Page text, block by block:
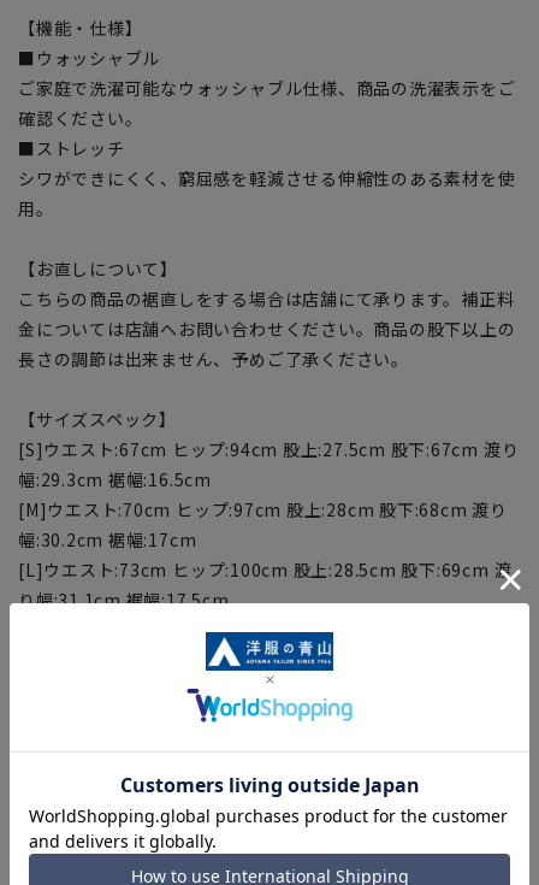
【機能・仕様】
■ウォッシャブル
ご家庭で洗濯可能なウォッシャブル仕様、商品の洗濯表示をご
確認ください。
■ストレッチ
シワができにくく、窮屈感を軽減させる伸縮性のある素材を使
用。
【お直しについて】
こちらの商品の裾直しをする場合は店舗にて承ります。補正料
金については店舗へお問い合わせください。商品の股下以上の
長さの調節は出来ません、予めご了承ください。
【サイズスペック】
[S]ウエスト:67cm ヒップ:94cm 股上:27.5cm 股下:67cm 渡り
幅:29.3cm 裾幅:16.5cm
[M]ウエスト:70cm ヒップ:97cm 股上:28cm 股下:68cm 渡り
幅:30.2cm 裾幅:17cm
[L]ウエスト:73cm ヒップ:100cm 股上:28.5cm 股下:69cm 渡
り幅:31.1cm 裾幅:17.5cm
[LL]ウエスト:76cm ヒップ:103cm 股上:29cm 股下:70cm 渡
【商品に関するご注意】
■商品画像はサンプルのため、色味やサイズ等の仕様に変更が
ある場合がございますので、予めご了承ください。
■サイズスペックは仕上がりサイズを記載しております。
■生地や仕様・デザインにより、着用感や実際のサイズ表に若
干の誤差が生じる場合がございます。予めご了承ください。